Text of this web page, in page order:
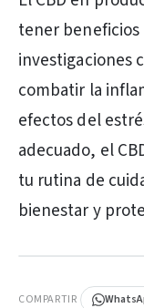
tener
investigaciones
combatir la
efectos del
adecuado, el
tu rutina de
bienestar y
COMPARTIR